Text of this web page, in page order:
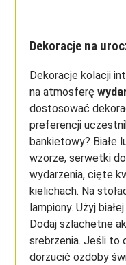
Dekoracje na
Dekoracje kolacji
na atmosferę
dostosować
preferencji
bankietowy? Białe
wzorze, serwetki
wydarzenia, cięte
kielichach. Na
lampiony. Użyj
Dodaj szlachetne
srebrzenia. Jeśli to
dorzucić ozdoby